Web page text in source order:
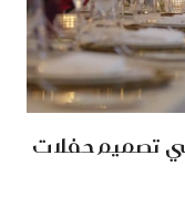
تصميم حفلات